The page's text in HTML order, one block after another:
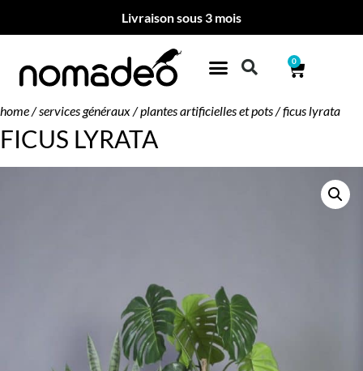
Livraison sous 3 mois
0
home/services généraux/plantes artificielles et pots/ ficus lyrata
FICUS LYRATA